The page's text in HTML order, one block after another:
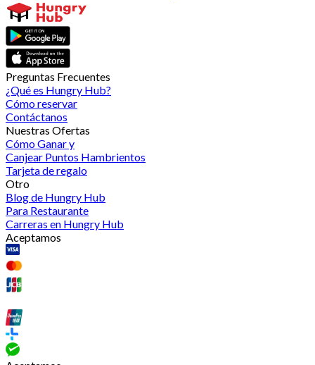
Preguntas Frecuentes
¿Qué es Hungry Hub?
Cómo reservar
Contáctanos
Nuestras Ofertas
Cómo Ganar y
Canjear Puntos Hambrientos
Tarjeta de regalo
Otro
Blog de Hungry Hub
Para Restaurante
Carreras en Hungry Hub
Aceptamos